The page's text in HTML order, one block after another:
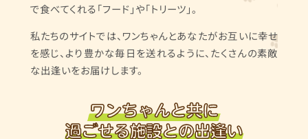
で食べてくれる「フード」や「トリーツ」。
私たちのサイトでは、ワンちゃんとあなたがお互いに幸せ
を感じ、より豊かな毎日を送れるように、たくさんの素敵
な出逢いをお届けします。